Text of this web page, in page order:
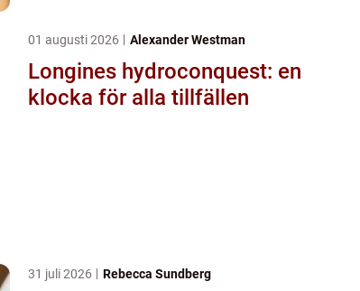
01 augusti 2026 Alexander Westman
Longines hydroconquest: en
klocka för alla tillfällen
31 juli 2026 Rebecca Sundberg